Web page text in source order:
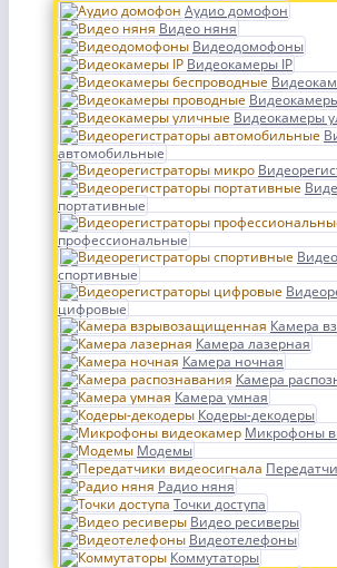
Аудио домофон
Видео няня
Видеодомофоны
Видеокамеры IP
Видеокамеры
автомобильные
портативные
профессиональные
спортивные
цифровые
Камера
Камера лазерная
Камера ночная
Камера
Камера умная
Кодеры-декодеры
Микрофоны
Модемы
Радио няня
Точки доступа
Видео ресиверы
Видеотелефоны
Коммутаторы